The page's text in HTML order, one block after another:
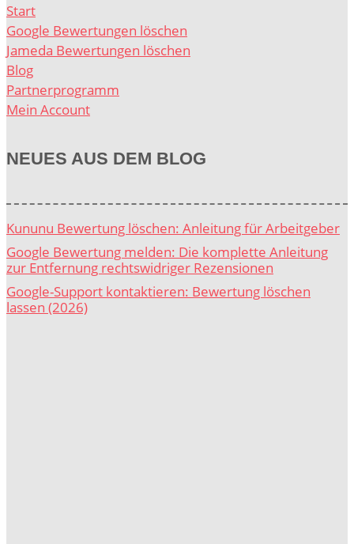
Start
Google Bewertungen löschen
Jameda Bewertungen löschen
Blog
Partnerprogramm
Mein Account
NEUES AUS DEM BLOG
Kununu Bewertung löschen: Anleitung für Arbeitgeber
Google Bewertung melden: Die komplette Anleitung
zur Entfernung rechtswidriger Rezensionen
Google-Support kontaktieren: Bewertung löschen
lassen (2026)